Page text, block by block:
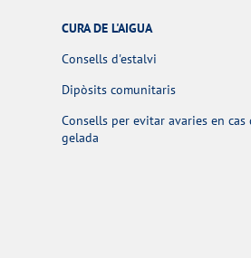
CURA DE L'AIGUA
Consells d'estalvi
Dipòsits comunitaris
Consells per evitar avaries en cas
gelada